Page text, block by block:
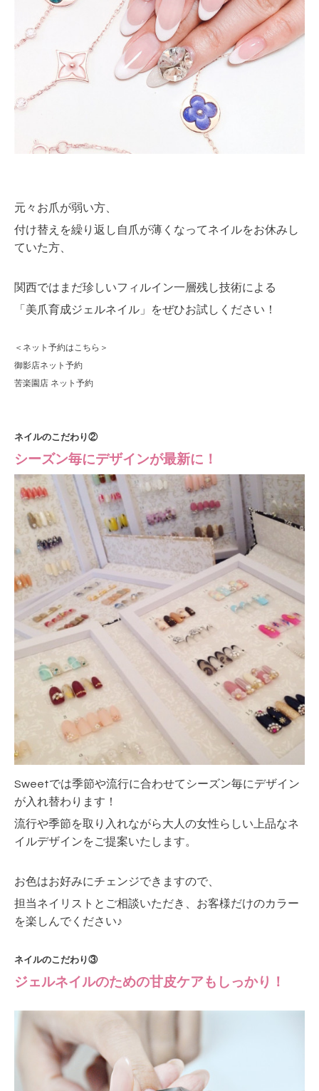
元々お爪が弱い方、
付け替えを繰り返し自爪が薄くなってネイルをお休みし
ていた方、
関西ではまだ珍しいフィルイン一層残し技術による
「美爪育成ジェルネイル」をぜひお試しください！
＜ネット予約はこちら＞
御影店ネット予約
苦楽園店 ネット予約
ネイルのこだわり②
シーズン毎にデザインが最新に！
Sweetでは季節や流行に合わせてシーズン毎にデザイン
が入れ替わります！
流行や季節を取り入れながら大人の女性らしい上品なネ
イルデザインをご提案いたします。
お色はお好みにチェンジできますので、
担当ネイリストとご相談いただき、お客様だけのカラー
を楽しんでください♪
ネイルのこだわり③
ジェルネイルのための甘皮ケアもしっかり！